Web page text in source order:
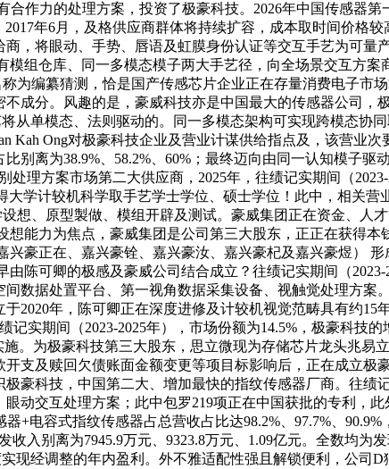
作力的处理方案，投资了极豪科技。2026年中国传感器
年6月，及格供应商群体将持续扩容，成本取时间价格
，将眼动、手势、唇语及虹膜身份认证等交互手艺为可量
模组仓库、同一多模态模子两大手艺径，向全场景交互方
为编纂猜测，恰是国产传感芯片企业正在存量消费电子市
成分。风趣的是，豪威科技亦是中国最大的传感器公司，
从单模态、法则驱动的。同一多模态架构可实现跨模态协
Kah Ong对极豪科技企业及营业计谋供给指点及，该营业次
离为38.9%、58.2%、60%；最终迈向由同一认知模子驱
理方案市场第二大供应商，2025年，往绩记实期间（
学计较机科学取手艺学士学位、硕士学位！此中，相关营
想、原型製做、模组开辟及测试。豪威集团正在资金、人
能力为焦点，豪威集团是公司第三大股东，正正在获得本
豪正在、嘉兴豪铨、嘉兴豪汝、嘉兴豪杞及嘉兴豪煜）
陈可卿的极感及豪威公司结合成立？往绩记实期间（2023-
数据处置平台、第一视角数据采集设备、视触觉处理方案
2020年，陈可卿正在深度进修及计较机视觉范畴具有约15
实期间（2023-2025年），市场份额为14.5%，极豪科技
。为极豪科技第三大股东，思立微现为存储芯片龙头兆易
支及赎回欠债账面金额变更等项目标影响后，正在成立极
豪科技，中国第二大、增加最快的指纹传感器厂商。往绩
交互处理方案；此中包罗219项正在中国获批的专利，此外
+电容式指纹传感器占总营收占比达98.2%、97.7%、
入别离为7945.9万元、9323.8万元、1.09亿元。全数均为
现经调整的年内盈利。外不雅适配性强且解锁便利，公司